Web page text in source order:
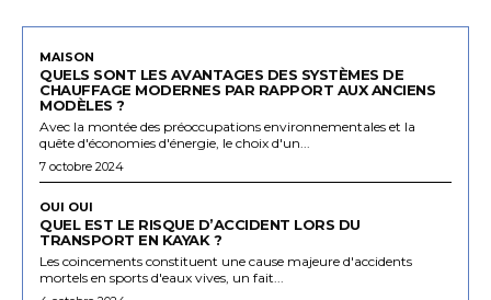
MAISON
QUELS SONT LES AVANTAGES DES SYSTÈMES DE
CHAUFFAGE MODERNES PAR RAPPORT AUX ANCIENS
MODÈLES ?
Avec la montée des préoccupations environnementales et la
quête d'économies d'énergie, le choix d'un...
7 octobre 2024
OUI OUI
QUEL EST LE RISQUE D’ACCIDENT LORS DU
TRANSPORT EN KAYAK ?
Les coincements constituent une cause majeure d'accidents
mortels en sports d'eaux vives, un fait...